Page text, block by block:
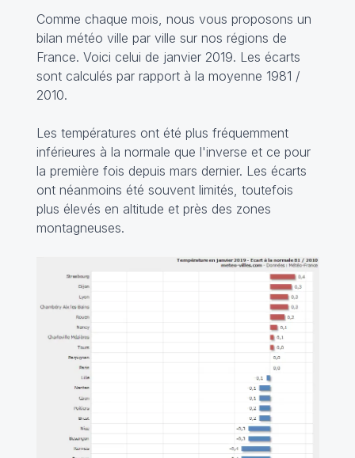
Comme chaque mois, nous vous proposons un
bilan météo ville par ville sur nos régions de
France. Voici celui de janvier 2019. Les écarts
sont calculés par rapport à la moyenne 1981 /
2010.
Les températures ont été plus fréquemment
inférieures à la normale que l'inverse et ce pour
la première fois depuis mars dernier. Les écarts
ont néanmoins été souvent limités, toutefois
plus élevés en altitude et près des zones
montagneuses.